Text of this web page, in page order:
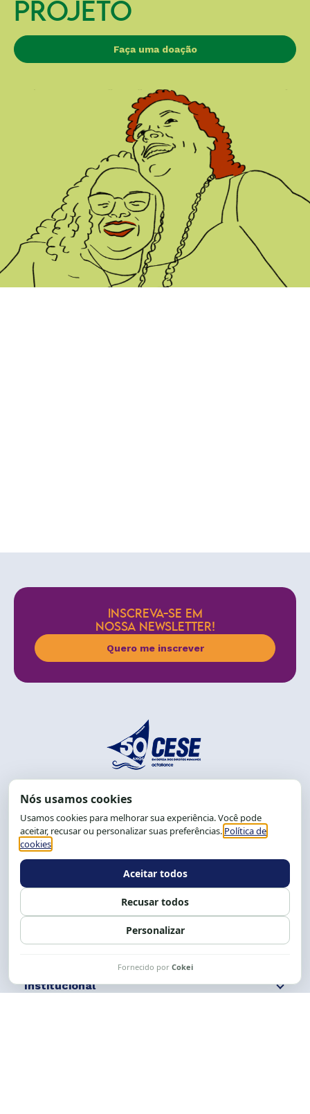
PROJETO
Faça uma doação
INSCREVA-SE EM
NOSSA NEWSLETTER!
Quero me inscrever
End.: R. da Graça, 150. Graça
CEP: 40.150-055
Salvador-BA, Brasil.
Tel.: (71) 2104-5457, Cel.: (71) 9 9239-2104 ou 2105
Expediente: 8h às 12h e 13 às 17h.
Siga nossas redes Fale conosco
Institucional